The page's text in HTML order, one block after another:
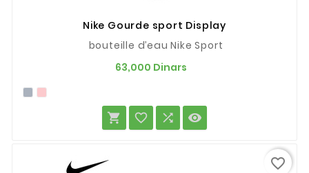
Nike Gourde sport Display
bouteille d’eau Nike Sport
63,000 Dinars
   
favorite_border